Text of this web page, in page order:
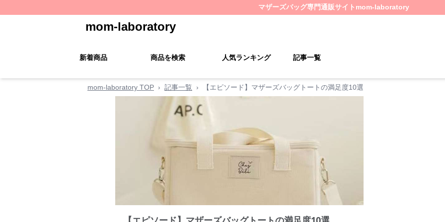
マザーズバッグ専門通販サイト mom-laboratory
mom-laboratory
新着商品 商品を検索 人気ランキング 記事一覧
mom-laboratory TOP › 記事一覧 › 【エピソード】マザーズバッグトートの満足度10選